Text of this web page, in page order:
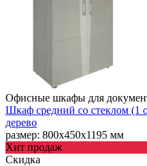
Офисные шкафы для
Шкаф средний со стеклом (1
дерево
размер: 800х450х1195 мм
Хит продаж
Скидка